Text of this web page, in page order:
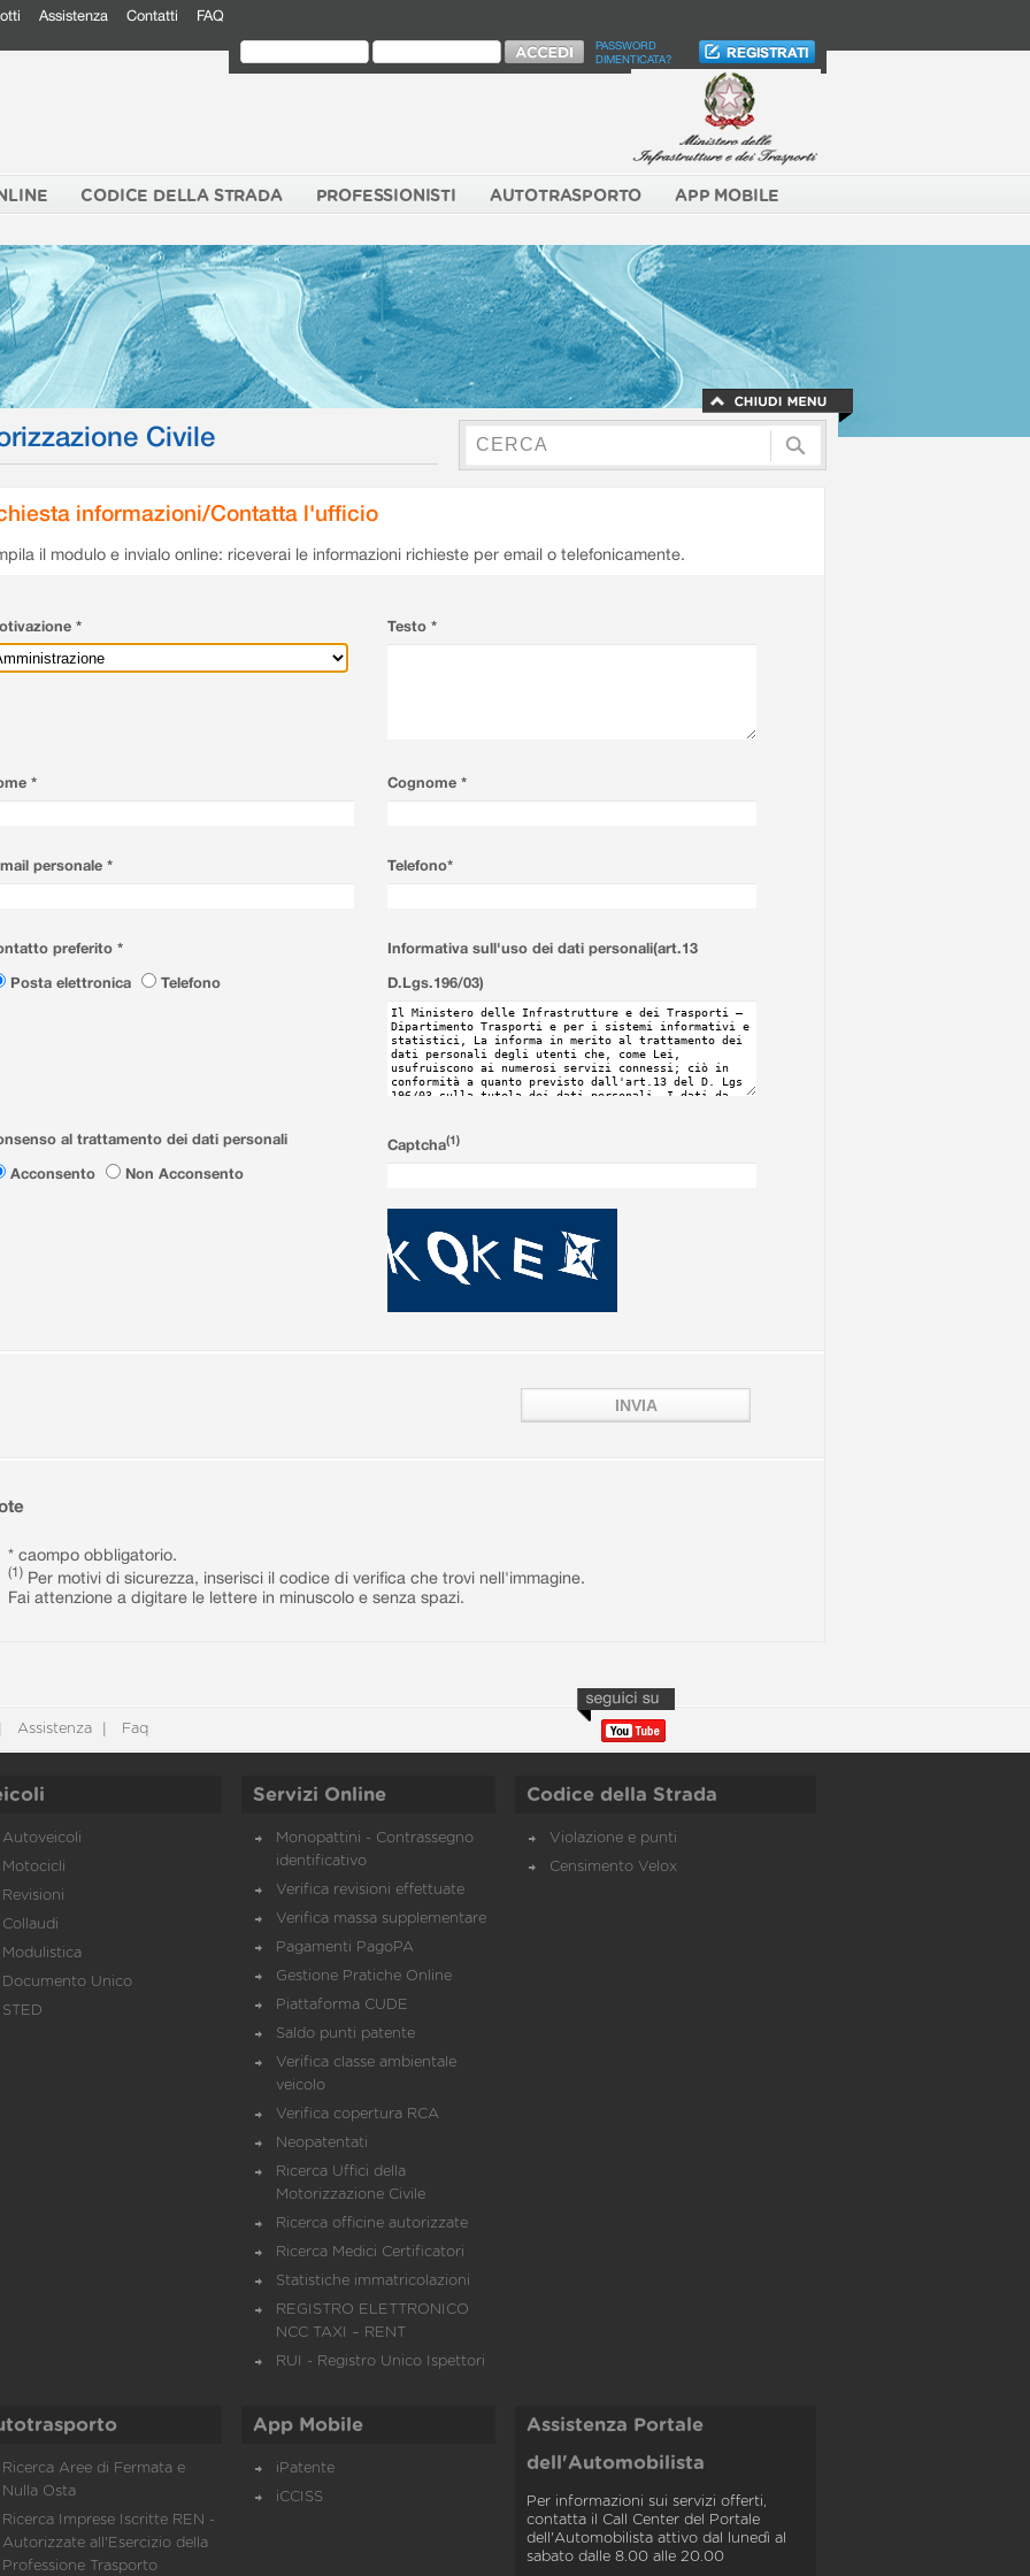
Assistenza Contatti FAQ
PASSWORD
DIMENTICATA?
CODICE DELLA STRADA PROFESSIONISTI AUTOTRASPORTO APP MOBILE
Civile
informazioni/Contatta l'ufficio
il modulo e invialo online: riceverai le informazioni richieste per email o telefonicamente.
* Testo *
* Cognome *
personale * Telefono*
preferito *
Posta elettronica
Telefono
Informativa sull'uso dei dati personali(art.13
D.Lgs.196/03)
al trattamento dei dati personali
Acconsento
Non Acconsento
Captcha(1)
* caompo obbligatorio.
(1) Per motivi di sicurezza, inserisci il codice di verifica che trovi nell'immagine.
Fai attenzione a digitare le lettere in minuscolo e senza spazi.
Assistenza Faq
Autoveicoli
Motocicli
Revisioni
Collaudi
Modulistica
Documento Unico
STED
Servizi Online
Monopattini - Contrassegno
identificativo
Verifica revisioni effettuate
Verifica massa supplementare
Pagamenti PagoPA
Gestione Pratiche Online
Piattaforma CUDE
Saldo punti patente
Verifica classe ambientale
veicolo
Verifica copertura RCA
Neopatentati
Ricerca Uffici della
Motorizzazione Civile
Ricerca officine autorizzate
Ricerca Medici Certificatori
Statistiche immatricolazioni
REGISTRO ELETTRONICO
NCC TAXI – RENT
RUI - Registro Unico Ispettori
Codice della Strada
Violazione e punti
Censimento Velox
Ricerca Aree di Fermata e
Nulla Osta
Ricerca Imprese Iscritte REN -
Autorizzate all'Esercizio della
Professione Trasporto
App Mobile
iPatente
iCCISS
Assistenza Portale
dell'Automobilista
Per informazioni sui servizi offerti,
contatta il Call Center del Portale
dell'Automobilista attivo dal lunedì al
sabato dalle 8.00 alle 20.00